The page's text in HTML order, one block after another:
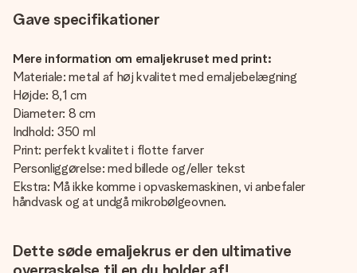
Gave specifikationer
Mere information om emaljekruset med print:
Materiale: metal af høj kvalitet med emaljebelægning
Højde: 8,1 cm
Diameter: 8 cm
Indhold: 350 ml
Print: perfekt kvalitet i flotte farver
Personliggørelse: med billede og/eller tekst
Ekstra: Må ikke komme i opvaskemaskinen, vi anbefaler
håndvask og at undgå mikrobølgeovnen.
Dette søde emaljekrus er den ultimative